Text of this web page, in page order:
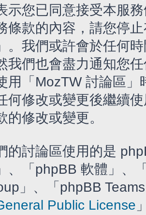
示您已同意接受本服
條款的內容，請您停
。我們或許會於任何
我們也會盡力通知您
用「MozTW 討論區
何修改或變更後繼續
的修改或變更。
的討論區使用的是
、「phpBB 軟體」、
」、「phpBB
Public License